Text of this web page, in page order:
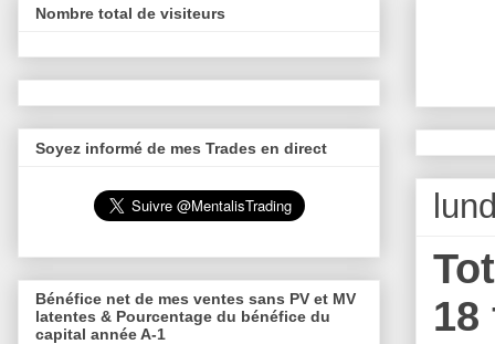
18
Nombre total de visiteurs
Soyez informé de mes Trades en direct
Bénéfice net de mes ventes sans PV et MV
latentes & Pourcentage du bénéfice du
capital année A-1